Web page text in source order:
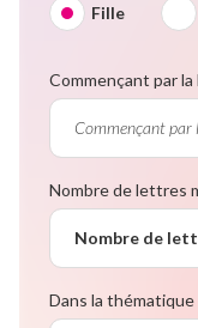
Fille
Commençant par
Nombre de lettres
Nombre de
Dans la thématique